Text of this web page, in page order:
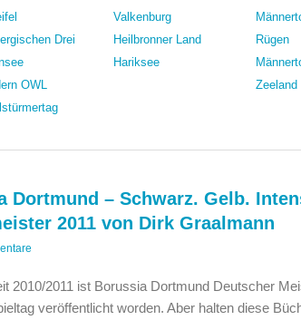
Drei
OWL
Valkenburg
Heilbronner Land
Hariksee
Rügen
Zeeland
Dortmund – Schwarz. Gelb.
2011 von Dirk Graalmann
2010/2011 ist Borussia Dortmund Deutscher
veröffentlicht worden. Aber halten diese